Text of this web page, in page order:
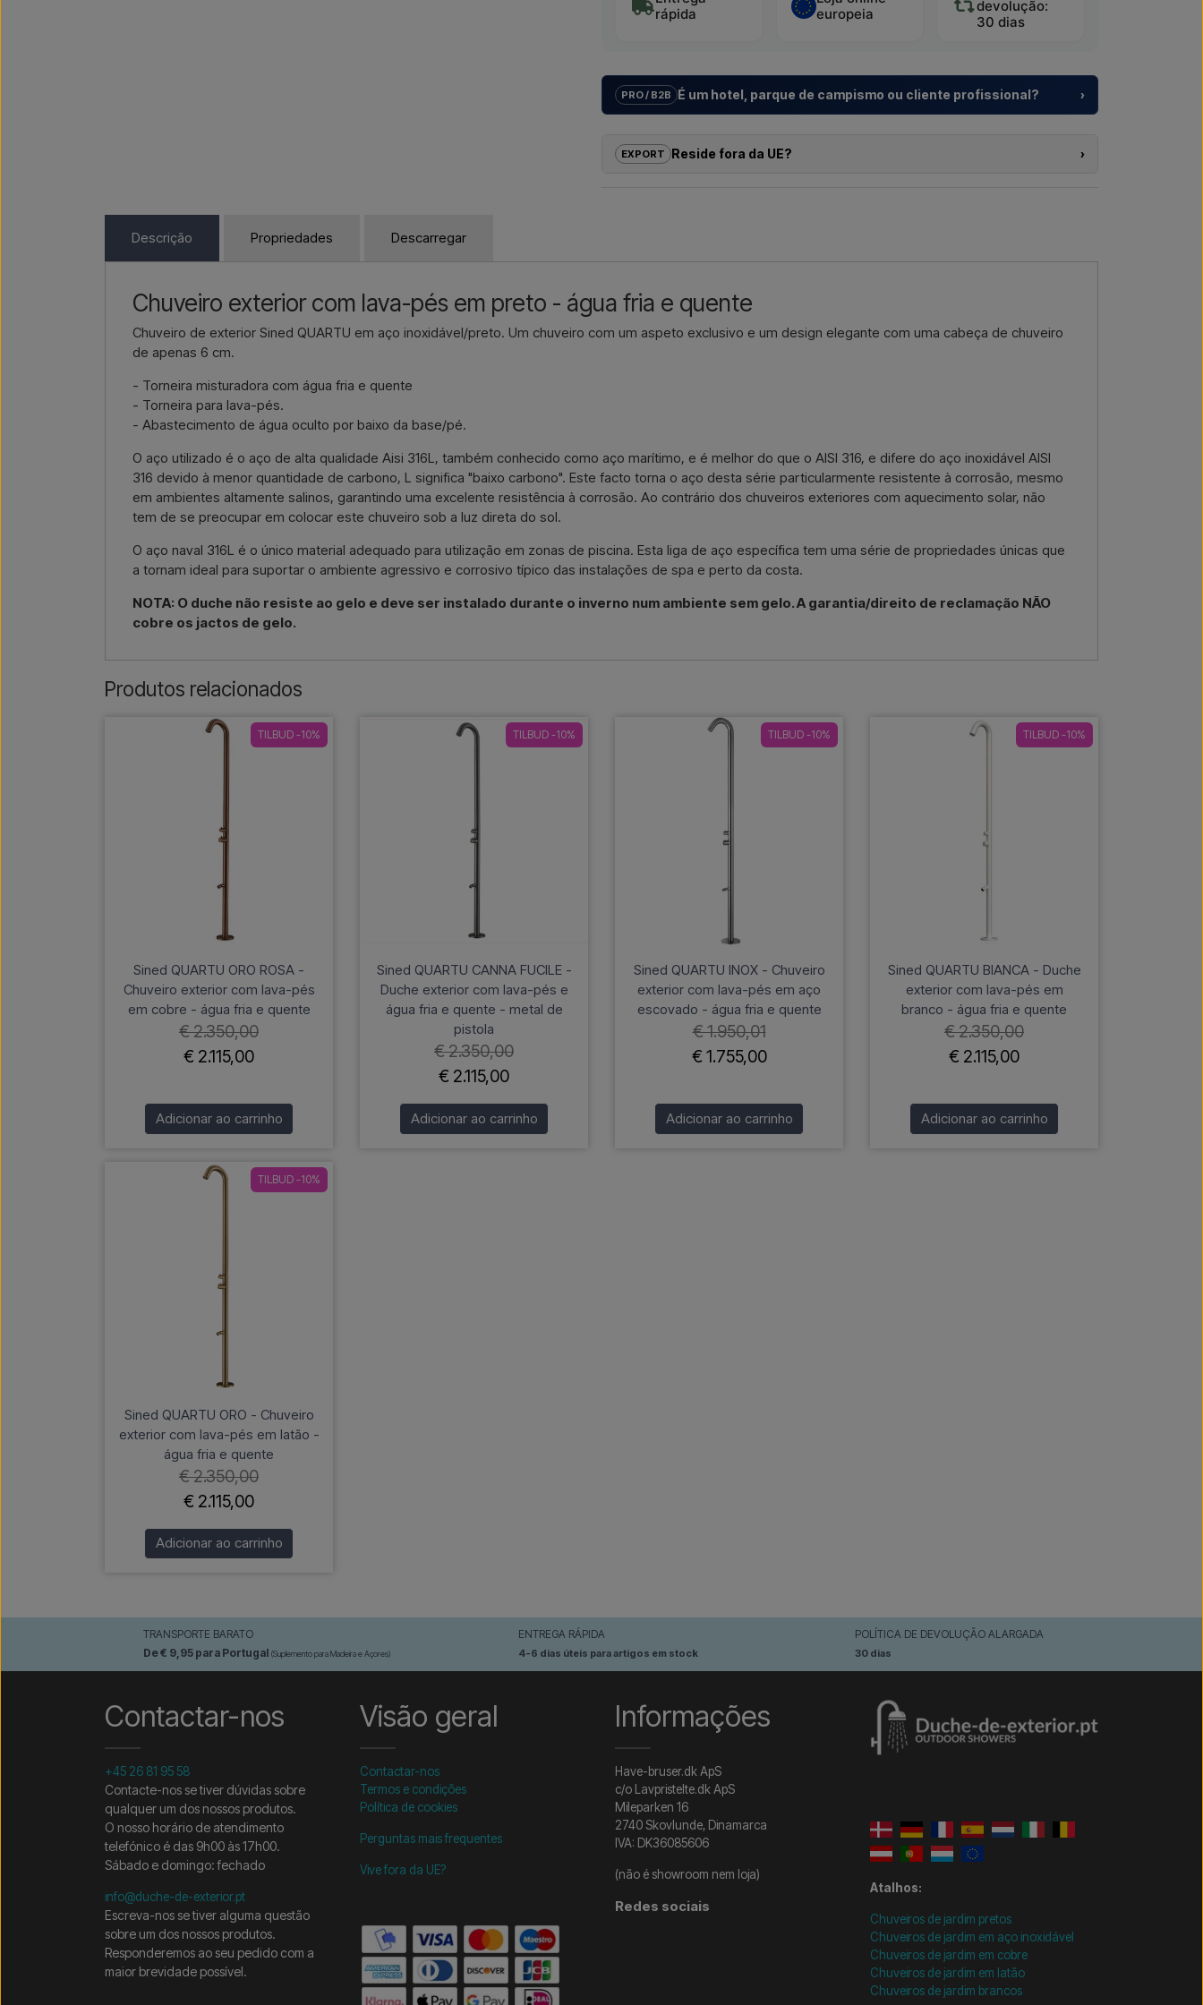
rápida
europeia
devolução:
30 dias
PRO / B2B É um hotel, parque de campismo ou cliente profissional?
›
imobiliários com
do modelo até à instalação correta.
EXPORT Reside fora da UE?
›
Contactar por email →
Descrição Propriedades Descarregar
Chuveiro exterior com lava-pés em preto - água fria e quente
Chuveiro de exterior Sined QUARTU em aço inoxidável/preto. Um chuveiro com um aspeto exclusivo e um design elegante com uma cabeça de chuveiro
de apenas 6 cm.
- Torneira misturadora com água fria e quente
- Torneira para lava-pés.
- Abastecimento de água oculto por baixo da base/pé.
O aço utilizado é o aço de alta qualidade Aisi 316L, também conhecido como aço marítimo, e é melhor do que o AISI 316, e difere do aço inoxidável AISI
316 devido à menor quantidade de carbono, L significa "baixo carbono". Este facto torna o aço desta série particularmente resistente à corrosão, mesmo
em ambientes altamente salinos, garantindo uma excelente resistência à corrosão. Ao contrário dos chuveiros exteriores com aquecimento solar, não
tem de se preocupar em colocar este chuveiro sob a luz direta do sol.
O aço naval 316L é o único material adequado para utilização em zonas de piscina. Esta liga de aço específica tem uma série de propriedades únicas que
a tornam ideal para suportar o ambiente agressivo e corrosivo típico das instalações de spa e perto da costa.
NOTA: O duche não resiste ao gelo e deve ser instalado durante o inverno num ambiente sem gelo. A garantia/direito de reclamação NÃO
cobre os jactos de gelo.
Produtos relacionados
TILBUD -10%
Sined QUARTU ORO ROSA -
Chuveiro exterior com lava-pés
em cobre - água fria e quente
€ 2.350,00
€ 2.115,00
Adicionar ao carrinho
TILBUD -10%
Sined QUARTU CANNA FUCILE -
Duche exterior com lava-pés e
água fria e quente - metal de
pistola
€ 2.350,00
€ 2.115,00
Adicionar ao carrinho
TILBUD -10%
Sined QUARTU INOX - Chuveiro
exterior com lava-pés em aço
escovado - água fria e quente
€ 1.950,01
€ 1.755,00
Adicionar ao carrinho
TILBUD -10%
Sined QUARTU BIANCA - Duche
exterior com lava-pés em
branco - água fria e quente
€ 2.350,00
€ 2.115,00
Adicionar ao carrinho
TILBUD -10%
Sined QUARTU ORO - Chuveiro
exterior com lava-pés em latão -
água fria e quente
€ 2.350,00
€ 2.115,00
Adicionar ao carrinho
TRANSPORTE BARATO
De € 9,95 para Portugal (Suplemento para Madeira e Açores)
ENTREGA RÁPIDA
4-6 dias úteis para artigos em stock
POLÍTICA DE DEVOLUÇÃO ALARGADA
30 dias
Contactar-nos
+45 26 81 95 58
Contacte-nos se tiver dúvidas sobre
qualquer um dos nossos produtos.
O nosso horário de atendimento
telefónico é das 9h00 às 17h00.
Sábado e domingo: fechado
info@duche-de-exterior.pt
Escreva-nos se tiver alguma questão
sobre um dos nossos produtos.
Responderemos ao seu pedido com a
maior brevidade possível.
Visão geral
Contactar-nos
Termos e condições
Política de cookies
Perguntas mais frequentes
Vive fora da UE?
Informações
Have-bruser.dk ApS
c/o Lavpristelte.dk ApS
Mileparken 16
2740 Skovlunde, Dinamarca
IVA: DK36085606
(não é showroom nem loja)
Redes sociais
Atalhos:
Chuveiros de jardim pretos
Chuveiros de jardim em aço inoxidável
Chuveiros de jardim em cobre
Chuveiros de jardim em latão
Chuveiros de jardim brancos